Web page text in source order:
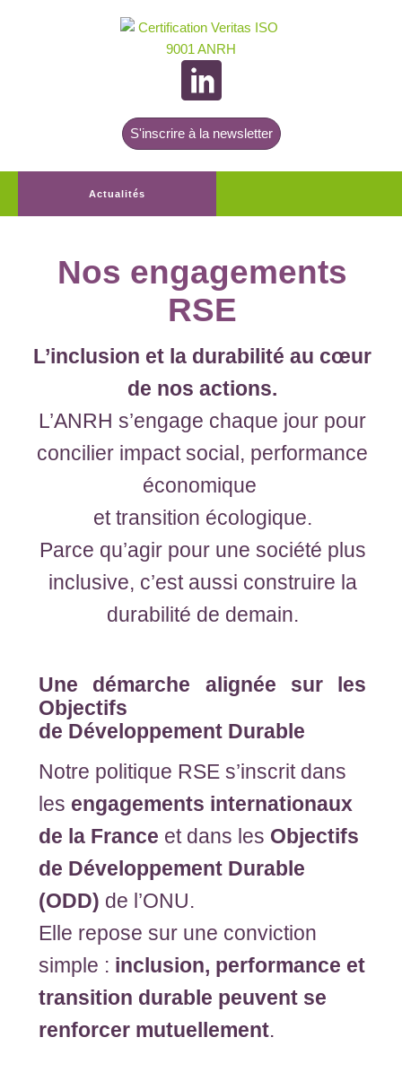
S'inscrire à la newsletter
Actualités
Nos engagements
RSE
L’inclusion et la durabilité au cœur
de nos actions.
L’ANRH s’engage chaque jour pour
concilier impact social, performance
économique
et transition écologique.
Parce qu’agir pour une société plus
inclusive, c’est aussi construire la
durabilité de demain.
Une démarche alignée sur les
Objectifs
de Développement Durable
Notre politique RSE s’inscrit dans
les engagements internationaux
de la France et dans les Objectifs
de Développement Durable
(ODD) de l’ONU.
Elle repose sur une conviction
simple : inclusion, performance et
transition durable peuvent se
renforcer mutuellement.